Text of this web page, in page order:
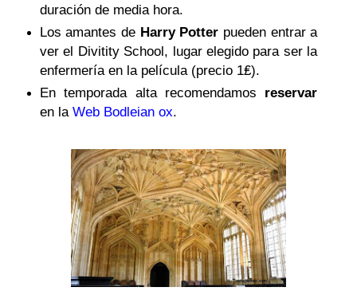
duración de media hora.
Los amantes de Harry Potter pueden entrar a
ver el Divitity School, lugar elegido para ser la
enfermería en la película (precio 1₤).
En temporada alta recomendamos reservar
en la Web Bodleian ox.